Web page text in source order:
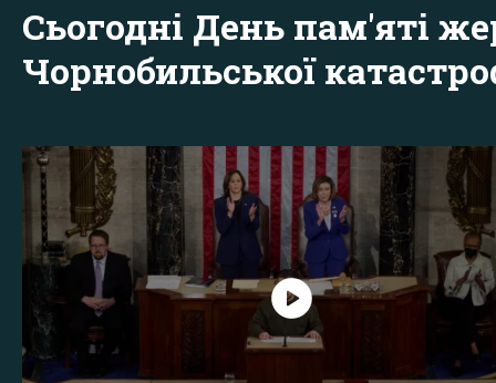
Сьогодні День пам'яті
Чорнобильської